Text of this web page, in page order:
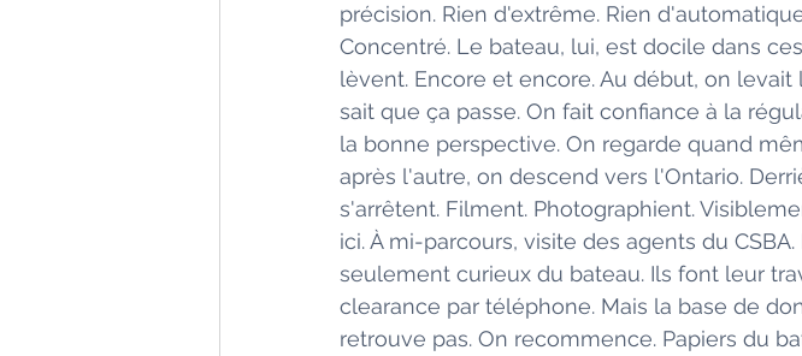
précision. Rien d'extrême. Rien
Concentré. Le bateau, lui, est docile dans
lèvent. Encore et encore. Au début, on
sait que ça passe. On fait confiance à la
la bonne perspective. On regarde quand
après l'autre, on descend vers l'Ontario.
s'arrêtent. Filment. Photographient.
ici. À mi-parcours, visite des agents du
seulement curieux du bateau. Ils font leur
clearance par téléphone. Mais la base de
retrouve pas. On recommence. Papiers du